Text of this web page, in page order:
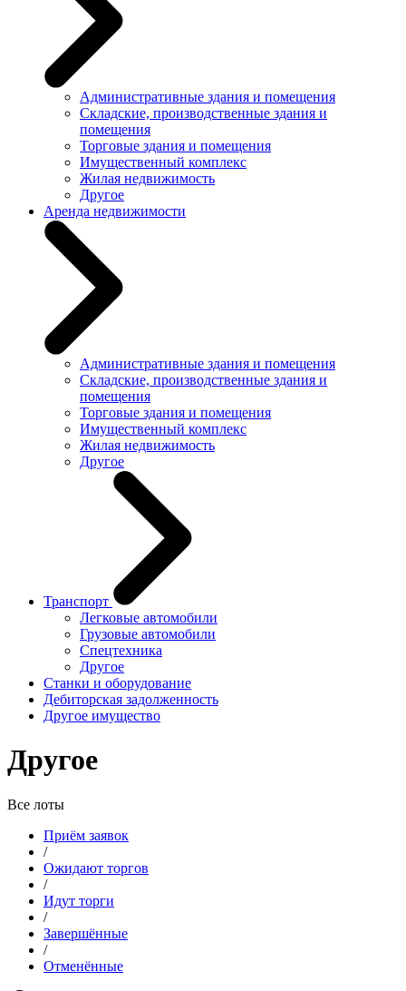
Административные здания и помещения
Складские, производственные здания и
помещения
Торговые здания и помещения
Имущественный комплекс
Жилая недвижимость
Другое
Аренда недвижимости
Административные здания и помещения
Складские, производственные здания и
помещения
Торговые здания и помещения
Имущественный комплекс
Жилая недвижимость
Другое
Транспорт
Легковые автомобили
Грузовые автомобили
Спецтехника
Другое
Станки и оборудование
Дебиторская задолженность
Другое имущество
Другое
Все лоты
Приём заявок
/
Ожидают торгов
/
Идут торги
/
Завершённые
/
Отменённые